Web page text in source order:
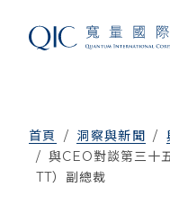
首頁 洞察與新聞
與CEO對談第三十
TT）副總裁